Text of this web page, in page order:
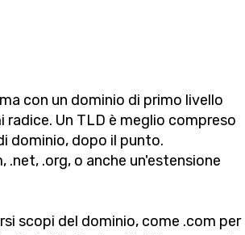
con un dominio di primo livello
radice. Un TLD è meglio compreso
dominio, dopo il punto.
.net, .org, o anche un'estensione
scopi del dominio, come .com per